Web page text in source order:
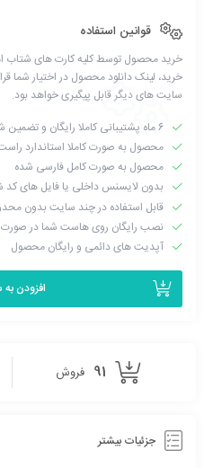
2.3.2 6 سال ago
به نسخه جدید بروز شده است
2.3.1 6 سال ago
به نسخه جدید بروز شده است
2.3.0 6 سال ago
به نسخه جدید بروز شده است
2.2.3 6 سال ago
قوانین استفاده
خرید محصول توسط کلیه کارت های شتاب
خرید، لینک دانلود محصول در اختیار شما
سایت های دیگر قابل پیگیری خواهد بود.
۶ ماه پشتیبانی کاملا رایگان و تضمین شده
محصول به صورت کاملا استاندارد
محصول به صورت کامل فارسی شده
بدون لایسنس داخلی یا فایل های کد
قابل استفاده در چند سایت بدون
نصب رایگان روی هاست شما در
آپدیت های دائمی و رایگان محصول
افزودن
91 فروش
جزئیات بیشتر